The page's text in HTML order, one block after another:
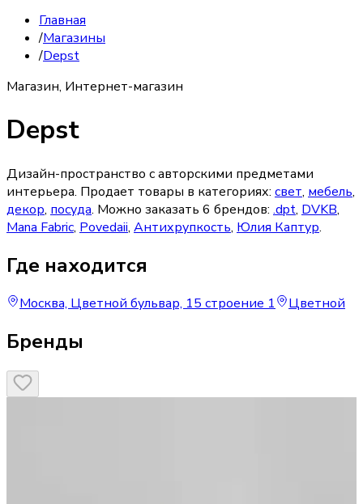
Главная
/Магазины
/Depst
Магазин, Интернет-магазин
Depst
Дизайн-пространство с авторскими предметами
интерьера. Продает товары в категориях: свет, мебель,
декор, посуда. Можно заказать 6 брендов: .dpt, DVKB,
Mana Fabric, Povedaii, Антихрупкость, Юлия Каптур.
Где находится
Москва, Цветной бульвар, 15 строение 1 Цветной
Бренды